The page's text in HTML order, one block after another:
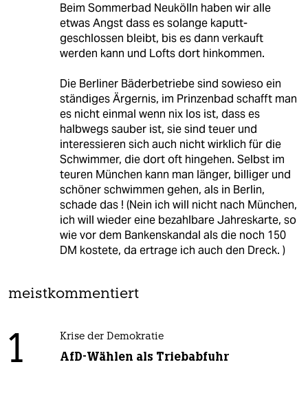
Beim Sommerbad Neukölln haben wir alle
etwas Angst dass es solange kaputt-
geschlossen bleibt, bis es dann verkauft
werden kann und Lofts dort hinkommen.
Die Berliner Bäderbetriebe sind sowieso ein
ständiges Ärgernis, im Prinzenbad schafft man
es nicht einmal wenn nix los ist, dass es
halbwegs sauber ist, sie sind teuer und
interessieren sich auch nicht wirklich für die
Schwimmer, die dort oft hingehen. Selbst im
teuren München kann man länger, billiger und
schöner schwimmen gehen, als in Berlin,
schade das ! (Nein ich will nicht nach München,
ich will wieder eine bezahlbare Jahreskarte, so
wie vor dem Bankenskandal als die noch 150
DM kostete, da ertrage ich auch den Dreck. )
meistkommentiert
1 Krise der Demokratie
AfD-Wählen als Triebabfuhr